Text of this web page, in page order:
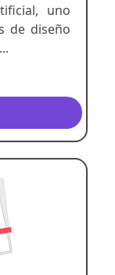
uno
de diseño